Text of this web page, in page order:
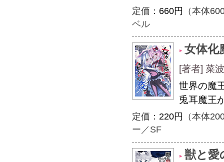
定価： 660円
（本体
ベル
女体化
[著者] 菜
世界の魔
兎耳魔王
定価： 220円
（本体
ー／SF
獣と愛